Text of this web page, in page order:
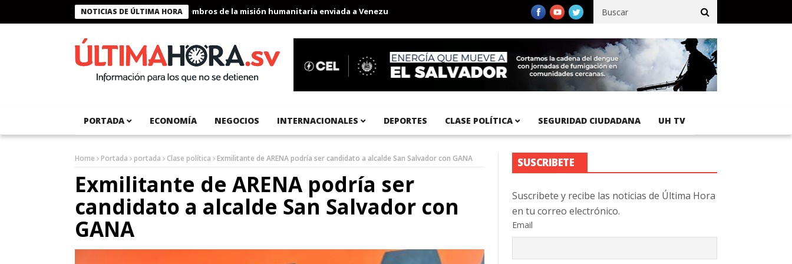
NOTICIAS DE ÚLTIMA HORA
Presidente Bukele condecora a miembros de la misión humanitaria enviada a Venezuela Aeropuerto Internacional del Pacífico registra 92 % de avance en obras de terracería
PORTADA ECONOMÍA NEGOCIOS INTERNACIONALES DEPORTES CLASE POLÍTICA SEGURIDAD CIUDADANA UH TV
Home Portada portada Clase política Exmilitante de ARENA podría ser candidato a alcalde San Salvador con GANA
Exmilitante de ARENA podría ser
candidato a alcalde San Salvador con
GANA
SUSCRIBETE
Suscribete y recibe las noticias de Última Hora
en tu correo electrónico.
Email